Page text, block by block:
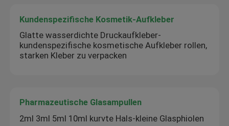
Kundenspezifische Kosmetik-Aufkleber
Glatte wasserdichte Druckaufkleber-
kundenspezifische kosmetische Aufkleber rollen,
starken Kleber zu verpacken
Pharmazeutische Glasampullen
2ml 3ml 5ml 10ml kurvte Hals-kleine Glasphiolen